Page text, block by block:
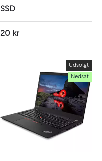
SSD
20 kr
Udsolgt
Nedsat